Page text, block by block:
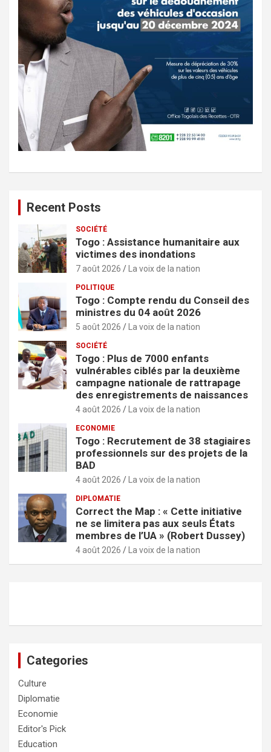
Recent Posts
SOCIÉTÉ
Togo : Assistance humanitaire aux
victimes des inondations
7 août 2026 La voix de la nation
POLITIQUE
Togo : Compte rendu du Conseil des
ministres du 04 août 2026
5 août 2026 La voix de la nation
SOCIÉTÉ
Togo : Plus de 7000 enfants
vulnérables ciblés par la deuxième
campagne nationale de rattrapage
des enregistrements de naissances
4 août 2026 La voix de la nation
ECONOMIE
Togo : Recrutement de 38 stagiaires
professionnels sur des projets de la
BAD
4 août 2026 La voix de la nation
DIPLOMATIE
Correct the Map : « Cette initiative
ne se limitera pas aux seuls États
membres de l’UA » (Robert Dussey)
4 août 2026 La voix de la nation
Categories
Culture
Diplomatie
Economie
Editor's Pick
Education